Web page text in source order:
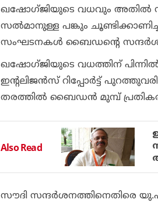
ഖഷോഗ്ജിയുടെ വധവും അതില്‍
സല്‍മാനുള്ള പങ്കും
സംഘടനകള്‍ ബൈഡന്റെ
ഖഷോഗ്ജിയുടെ വധത്തിന്
ഇന്റലിജന്‍സ് റിപ്പോര്‍ട്ട്
തരത്തില്‍ ബൈഡന്‍ മുമ്പ്
Also Read
സൗദി സന്ദര്‍ശനത്തിനെതിരെ